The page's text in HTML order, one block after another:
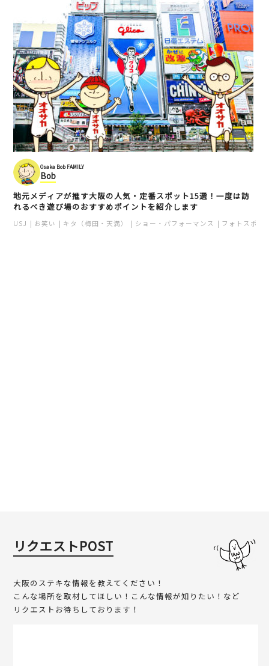
Osaka Bob FAMILY
Bob
地元メディアが推す大阪の人気・定番スポット15選！一度は訪
れるべき遊び場のおすすめポイントを紹介します
USJ お笑い キタ（梅田・天満） ショー・パフォーマンス フォトスポッ
リクエストPOST
大阪のステキな情報を教えてください！
こんな場所を取材してほしい！こんな情報が知りたい！など
リクエストお待ちしております！